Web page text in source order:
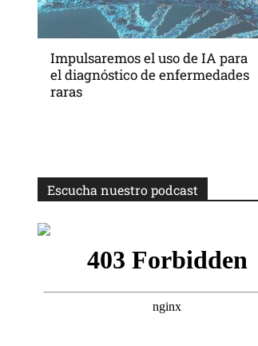
Impulsaremos el uso de IA para
el diagnóstico de enfermedades
raras
Escucha nuestro podcast